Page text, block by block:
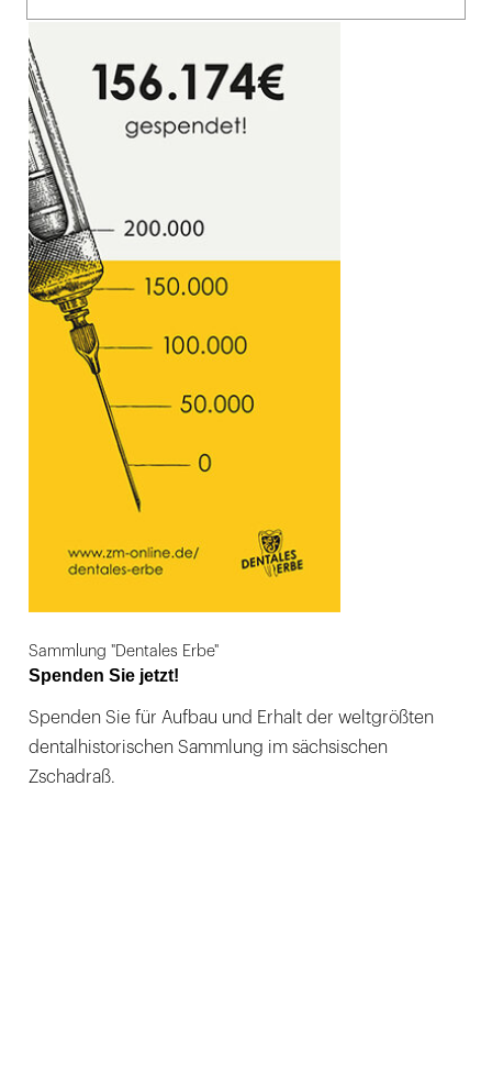
Sammlung "Dentales Erbe"
Spenden Sie jetzt!
Spenden Sie für Aufbau und Erhalt der weltgrößten
dentalhistorischen Sammlung im sächsischen
Zschadraß.